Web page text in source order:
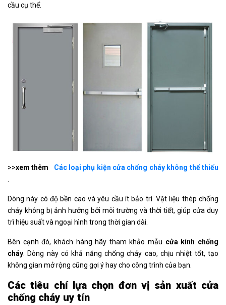
cầu cụ thể.
>>xem thêm
Các loại phụ kiện cửa chống cháy không thể thiếu
Dòng này có độ bền cao và yêu cầu ít bảo trì. Vật liệu thép chống
cháy không bị ảnh hưởng bởi môi trường và thời tiết, giúp cửa duy
trì hiệu suất và ngoại hình trong thời gian dài.
Bên cạnh đó, khách hàng hãy tham khảo mẫu cửa kính chống
cháy . Dòng này có khả năng chống cháy cao, chịu nhiệt tốt, tạo
không gian mở rộng cũng gợi ý hay cho công trình của bạn.
Các tiêu chí lựa chọn đơn vị sản xuất cửa
chống cháy uy tín